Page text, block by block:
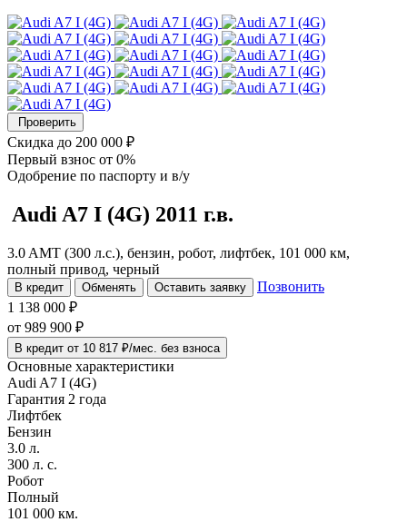
Проверить
Скидка до 200 000 ₽
Первый взнос от 0%
Одобрение по паспорту и в/у
Audi A7 I (4G) 2011 г.в.
3.0 AMT (300 л.с.), бензин, робот, лифтбек, 101 000 км,
полный привод, черный
В кредит Обменять Оставить заявку
Позвонить
1 138 000 ₽
от 989 900 ₽
В кредит от 10 817 ₽/мес. без взноса
Основные характеристики
Audi A7 I (4G)
Гарантия 2 года
Лифтбек
Бензин
3.0 л.
300 л. с.
Робот
Полный
101 000 км.